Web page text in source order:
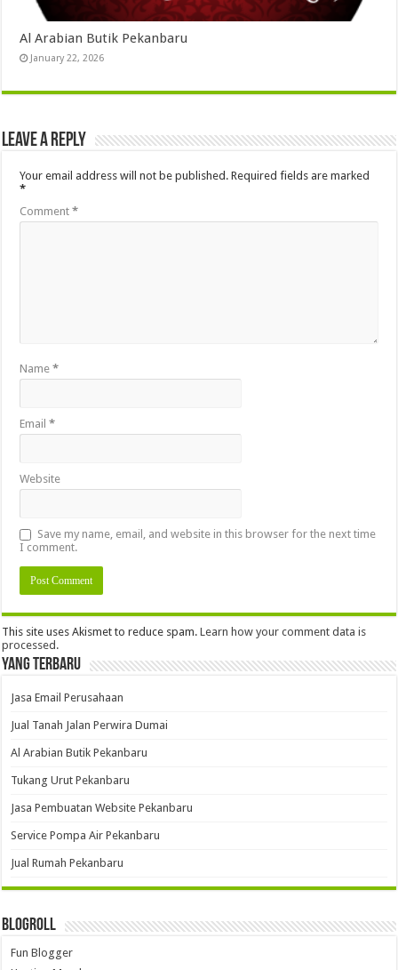
Al Arabian Butik Pekanbaru
January 22, 2026
Leave a Reply
Your email address will not be published. Required fields are marked
*
Comment*
Name*
Email*
Website
Save my name, email, and website in this browser for the next time
I comment.
This site uses Akismet to reduce spam.Learn how your comment data is
processed.
Yang Terbaru
Jasa Email Perusahaan
Jual Tanah Jalan Perwira Dumai
Al Arabian Butik Pekanbaru
Tukang Urut Pekanbaru
Jasa Pembuatan Website Pekanbaru
Service Pompa Air Pekanbaru
Jual Rumah Pekanbaru
Blogroll
Fun Blogger